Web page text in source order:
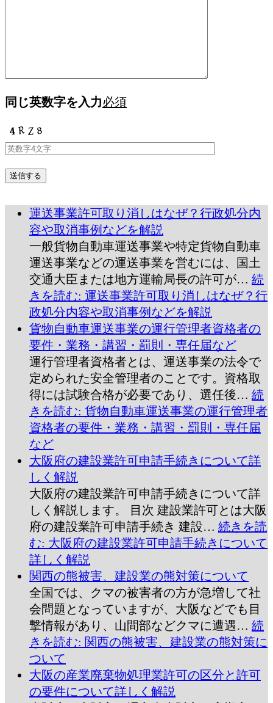
同じ英数字を入力必須
運送事業許可取り消しはなぜ？行政処分内
容や取消事例などを解説
一般貨物自動車運送事業や特定貨物自動車
運送事業などの運送事業を営むには、国土
交通大臣または地方運輸局長の許可が… 続
きを読む: 運送事業許可取り消しはなぜ？行
政処分内容や取消事例などを解説
貨物自動車運送事業の運行管理者資格者の
要件・業務・講習・罰則・専任届など
運行管理者資格者とは、運送事業の法令で
定められた安全管理者のことです。資格取
得には試験合格が必要であり、選任後… 続
きを読む: 貨物自動車運送事業の運行管理者
資格者の要件・業務・講習・罰則・専任届
など
大阪府の建設業許可申請手続きについて詳
しく解説
大阪府の建設業許可申請手続きについて詳
しく解説します。 目次 建設業許可とは大阪
府の建設業許可申請手続き 建設… 続きを読
む: 大阪府の建設業許可申請手続きについて
詳しく解説
関西の熊被害、建設業の熊対策について
全国では、クマの被害者の方が急増して社
会問題となっていますが、大阪などでも目
撃情報があり、山間部などクマに遭遇… 続
きを読む: 関西の熊被害、建設業の熊対策に
ついて
大阪の産業廃棄物処理業許可の区分と許可
の要件について詳しく解説